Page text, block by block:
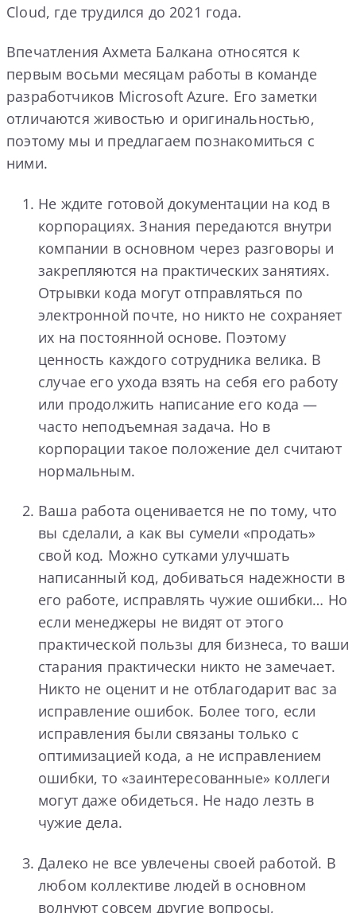
Cloud, где трудился до 2021 года.
Впечатления Ахмета Балкана относятся к
первым восьми месяцам работы в команде
разработчиков Microsoft Azure. Его заметки
отличаются живостью и оригинальностью,
поэтому мы и предлагаем познакомиться с
ними.
Не ждите готовой документации на код в
корпорациях. Знания передаются внутри
компании в основном через разговоры и
закрепляются на практических занятиях.
Отрывки кода могут отправляться по
электронной почте, но никто не сохраняет
их на постоянной основе. Поэтому
ценность каждого сотрудника велика. В
случае его ухода взять на себя его работу
или продолжить написание его кода —
часто неподъемная задача. Но в
корпорации такое положение дел считают
нормальным.
Ваша работа оценивается не по тому, что
вы сделали, а как вы сумели «продать»
свой код. Можно сутками улучшать
написанный код, добиваться надежности в
его работе, исправлять чужие ошибки… Но
если менеджеры не видят от этого
практической пользы для бизнеса, то ваши
старания практически никто не замечает.
Никто не оценит и не отблагодарит вас за
исправление ошибок. Более того, если
исправления были связаны только с
оптимизацией кода, а не исправлением
ошибки, то «заинтересованные» коллеги
могут даже обидеться. Не надо лезть в
чужие дела.
Далеко не все увлечены своей работой. В
любом коллективе людей в основном
волнуют совсем другие вопросы,